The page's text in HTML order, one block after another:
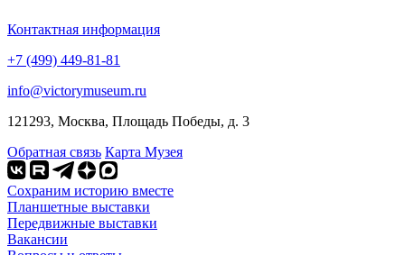
Контактная информация
+7 (499) 449-81-81
info@victorymuseum.ru
121293, Москва, Площадь Победы, д. 3
Обратная связь Карта Музея
Сохраним историю вместе
Планшетные выставки
Передвижные выставки
Вакансии